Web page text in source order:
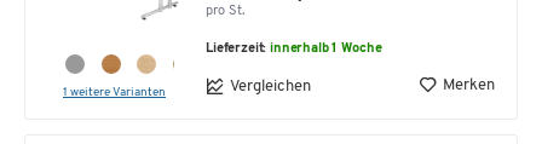
1 weitere Varianten
pro St.
Lieferzeit:innerhalb 1 Woche
Vergleichen Merken